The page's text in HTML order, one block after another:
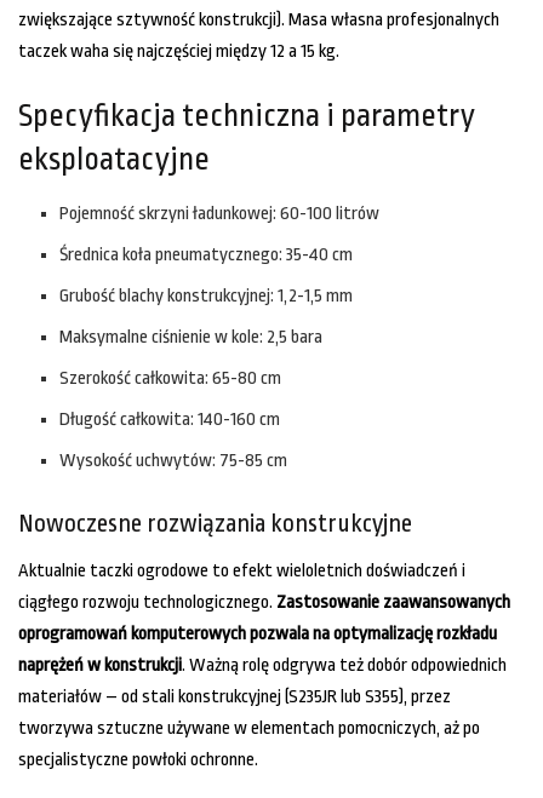
zwiększające sztywność konstrukcji). Masa własna profesjonalnych
taczek waha się najczęściej między 12 a 15 kg.
Specyfikacja techniczna i parametry
eksploatacyjne
Pojemność skrzyni ładunkowej: 60-100 litrów
Średnica koła pneumatycznego: 35-40 cm
Grubość blachy konstrukcyjnej: 1,2-1,5 mm
Maksymalne ciśnienie w kole: 2,5 bara
Szerokość całkowita: 65-80 cm
Długość całkowita: 140-160 cm
Wysokość uchwytów: 75-85 cm
Nowoczesne rozwiązania konstrukcyjne
Aktualnie taczki ogrodowe to efekt wieloletnich doświadczeń i
ciągłego rozwoju technologicznego. Zastosowanie zaawansowanych
oprogramowań komputerowych pozwala na optymalizację rozkładu
naprężeń w konstrukcji. Ważną rolę odgrywa też dobór odpowiednich
materiałów – od stali konstrukcyjnej (S235JR lub S355), przez
tworzywa sztuczne używane w elementach pomocniczych, aż po
specjalistyczne powłoki ochronne.